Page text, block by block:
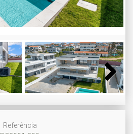
Next
Referência